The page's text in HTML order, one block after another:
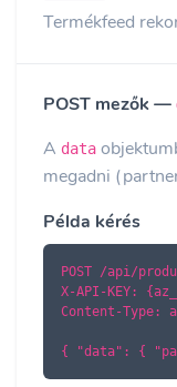
Termékfeed
POST mezők —
A data
megadni
Példa kérés
POST /api/
X-API-KEY:
Content-Type:
{ "data": {